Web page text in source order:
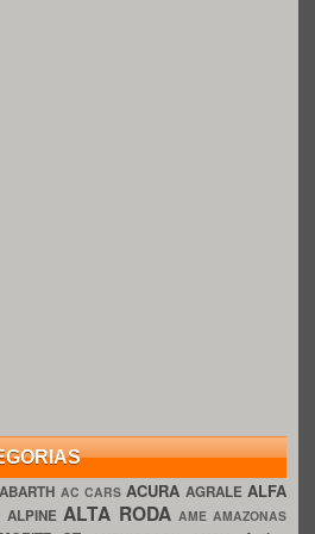
ABARTH AC CARS ACURA AGRALE ALFA
ALPINEALTA RODA AME AMAZONAS